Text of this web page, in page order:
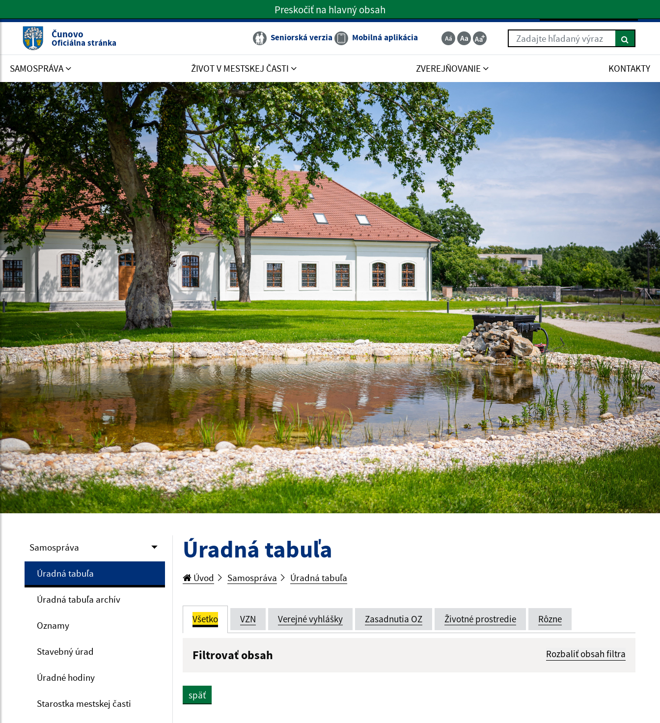
Preskočiť na hlavné menu
Preskočiť na hlavný obsah
Čunovo
Oficiálna stránka Seniorská verzia Mobilná aplikácia Zadajte hľadaný výraz
SAMOSPRÁVA ŽIVOT V MESTSKEJ ČASTI ZVEREJŇOVANIE KONTAKTY
Samospráva
Úradná tabuľa
Úradná tabuľa archív
Oznamy
Stavebný úrad
Úradné hodiny
Starostka mestskej časti
Úradná tabuľa
Úvod Samospráva Úradná tabuľa
Všetko VZN Verejné vyhlášky Zasadnutia OZ Životné prostredie Rôzne
Filtrovať obsah Rozbaliť obsah filtra
späť